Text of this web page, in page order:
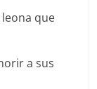
leona que
a sus